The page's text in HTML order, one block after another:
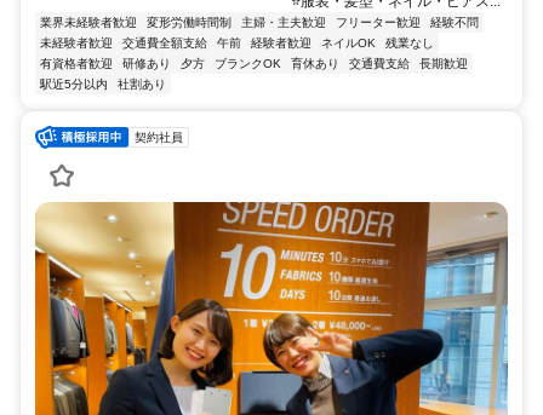
業界未経験者歓迎 変形労働時間制 主婦・主夫歓迎 フリーター歓迎
経験不問
未経験者歓迎
交通費全額支給 午前 経験者歓迎 ネイルOK
残業なし
有資格者歓迎
研修あり 夕方 ブランクOK 育休あり 交通費支給
長期歓迎
駅近5分以内
社割あり
契約社員